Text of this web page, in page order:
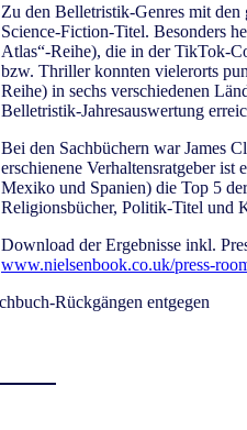
Zu den Belletristik-Genres mit
Science-Fiction-Titel. Besonders
Atlas“-Reihe), die in der TikTok-
bzw. Thriller konnten vielerorts
Reihe) in sechs verschiedenen
Belletristik-Jahresauswertung
Bei den Sachbüchern war James
erschienene Verhaltensratgeber
Mexiko und Spanien) die Top 5
Religionsbücher, Politik-Titel und
Download der Ergebnisse inkl.
www.nielsenbook.co.uk/press-